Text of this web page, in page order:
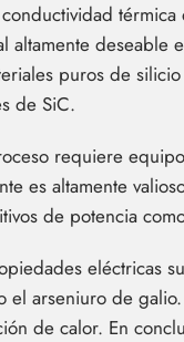
conductividad
altamente deseable
puros de
de SiC.
requiere
es altamente
de potencia
eléctricas
el arseniuro de
de calor. En